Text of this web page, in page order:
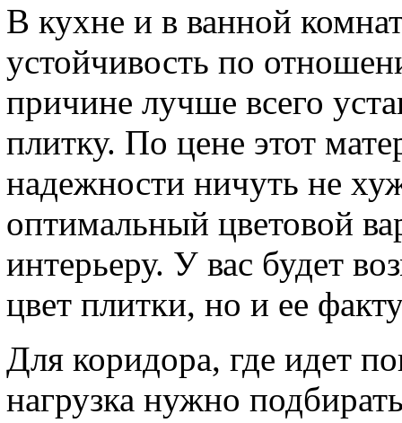
В кухне и в ванной
устойчивость по
причине лучше всего
плитку. По цене этот
надежности ничуть не
оптимальный цветовой
интерьеру. У вас будет
цвет плитки, но и ее
Для коридора, где идет
нагрузка нужно